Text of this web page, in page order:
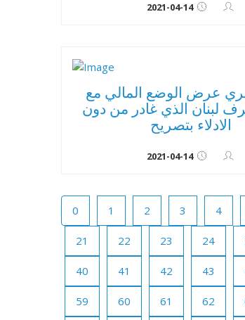
2021-04-14
عرض الوضع المالي مع
لبنان الذي غادر من دون
الادلاء بتصريح
2021-04-14
0 1 2 3 4
21 22 23 24
40 41 42 43
59 60 61 62